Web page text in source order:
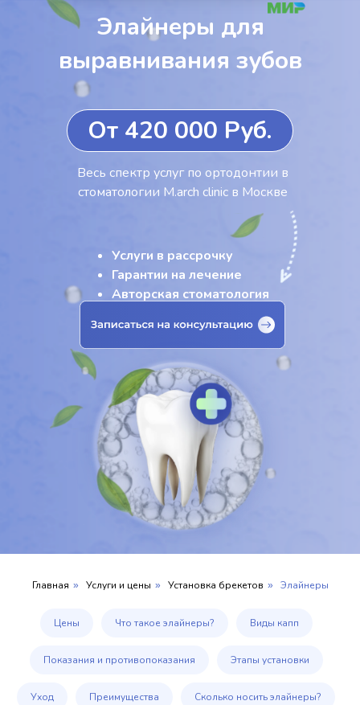
Элайнеры для
выравнивания зубов
Весь спектр услуг по ортодонтии в
стоматологии M.arch clinic в Москве
Услуги в рассрочку
Гарантии на лечение
Авторская стоматология
От 420 000 Руб.
Главная » Услуги и цены » Установка брекетов » Элайнеры
Цены Что такое элайнеры? Виды капп
Показания и противопоказания Этапы установки
Уход Преимущества Сколько носить элайнеры?